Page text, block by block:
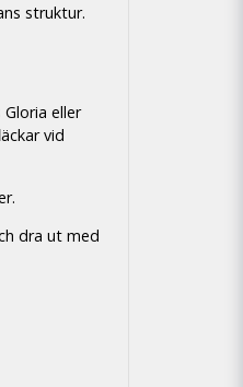
struktur.
eller
vid
dra ut med